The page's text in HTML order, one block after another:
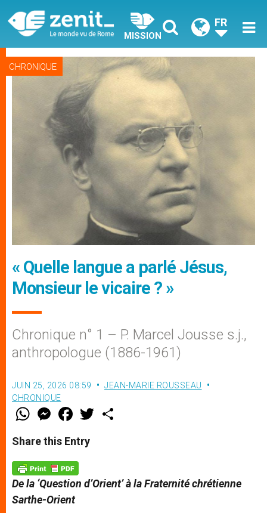
MISSION
FR
CHRONIQUE
« Quelle langue a parlé Jésus,
Monsieur le vicaire ? »
Chronique n° 1 – P. Marcel Jousse s.j.,
anthropologue (1886-1961)
JUIN 25, 2026 08:59
JEAN-MARIE ROUSSEAU
CHRONIQUE
W
t
s
p
p
M
e
s
e
g
e
r
F
a
e
b
o
k
w
Share this Entry
Dela ‘Question d’Orient’àlaFraternitéchrétienne
Sarthe-Orient